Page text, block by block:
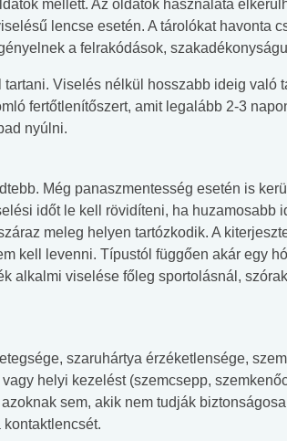
mellett. Az oldatok használata
lencse esetén. A tárolókat havonta
a felrakódások,
Viselés nélkül hosszabb ideig való
fertőtlenítőszert, amit legalább 2-3
nyúlni.
Még panaszmentesség esetén is
időt le kell rövidíteni, ha huzamosabb
meleg helyen tartózkodik. A
kell levenni. Típustól függően akár egy
alkalmi viselése főleg sportolásnál,
szaruhártya érzéketlensége,
helyi kezelést (szemcsepp,
sem, akik nem tudják